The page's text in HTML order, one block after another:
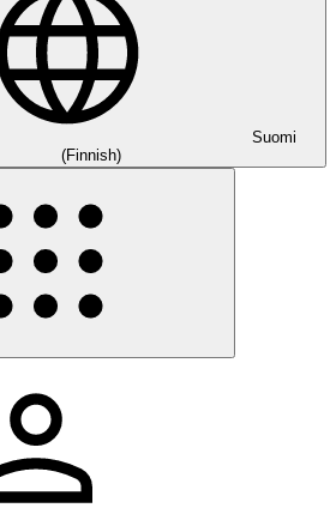
Suomi
(Finnish)